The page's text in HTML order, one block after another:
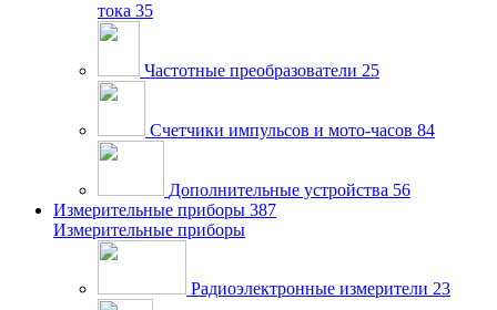
тока 35
Частотные преобразователи 25
Счетчики импульсов и мото-часов 84
Дополнительные устройства 56
Измерительные приборы 387
Измерительные приборы
Радиоэлектронные измерители 23